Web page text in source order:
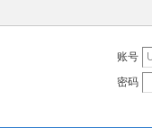
账号
密码